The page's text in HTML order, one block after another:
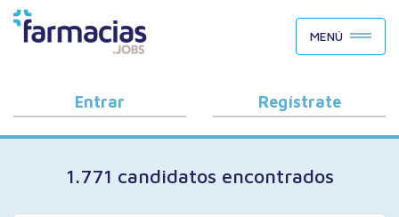
BUSCAR CANDIDATOS
OFERTAS DE EMPLEO
COMO FUNCIONA
PORQUÉ FARMACIAS.JOBS
MENÚ
Entrar Regístrate
1.771 candidatos encontrados